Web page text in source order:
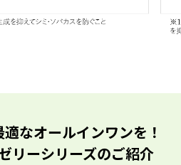
なオールインワンを！
リーシリーズのご紹介